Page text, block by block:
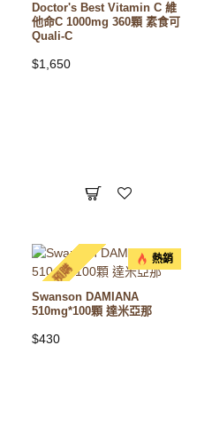
Doctor's Best Vitamin C 維
他命C 1000mg 360顆 素食可
Quali-C
$1,650
熱銷
預購
Swanson DAMIANA
510mg*100顆 達米亞那
$430